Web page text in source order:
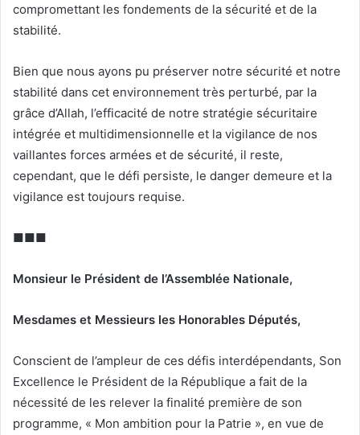
compromettant les fondements de la sécurité et de la
stabilité.
Bien que nous ayons pu préserver notre sécurité et notre
stabilité dans cet environnement très perturbé, par la
grâce d’Allah, l’efficacité de notre stratégie sécuritaire
intégrée et multidimensionnelle et la vigilance de nos
vaillantes forces armées et de sécurité, il reste,
cependant, que le défi persiste, le danger demeure et la
vigilance est toujours requise.
■■■
Monsieur le Président de l’Assemblée Nationale,
Mesdames et Messieurs les Honorables Députés,
Conscient de l’ampleur de ces défis interdépendants, Son
Excellence le Président de la République a fait de la
nécessité de les relever la finalité première de son
programme, « Mon ambition pour la Patrie », en vue de